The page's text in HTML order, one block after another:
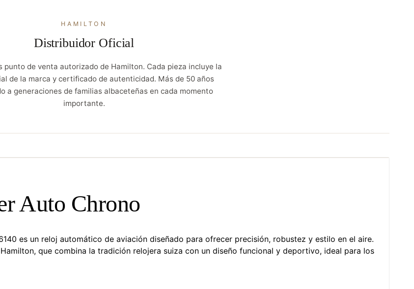
HAMILTON
Distribuidor Oficial
punto de venta autorizado de Hamilton. Cada pieza incluye la
de la marca y certificado de autenticidad. Más de 50 años
a generaciones de familias albaceteñas en cada momento
importante.
Auto Chrono
es un reloj automático de aviación diseñado para ofrecer precisión, robustez y estilo en el aire.
que combina la tradición relojera suiza con un diseño funcional y deportivo, ideal para los